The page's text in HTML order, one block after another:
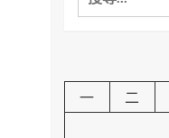
尋
字:
一
二